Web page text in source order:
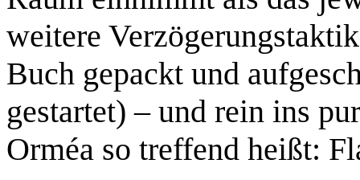
weitere
Buch gepackt und
gestartet) – und rein ins
Orméa so treffend heißt: